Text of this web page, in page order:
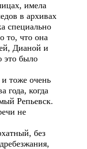
имела
в архивах
специально
то, что она
Дианой и
это было
тоже очень
года, когда
Репьевск.
не
без